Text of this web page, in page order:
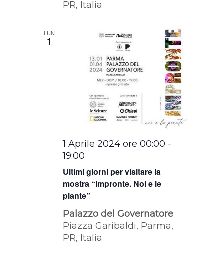
PR, Italia
LUN
1
Ultimi giorni per visitare la
mostra “Impronte. Noi e le
piante”
1 Aprile 2024 ore 00:00 -
19:00
Palazzo del Governatore
Piazza Garibaldi, Parma,
PR, Italia